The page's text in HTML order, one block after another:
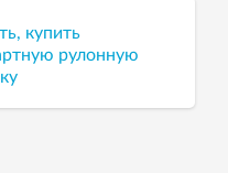
купить
рулонную